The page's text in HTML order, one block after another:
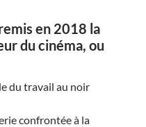
en 2018 la
du cinéma, ou
du travail au noir
confrontée à la